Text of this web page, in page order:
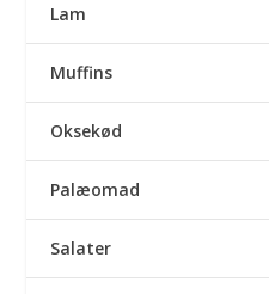
Lam
Muffins
Oksekød
Palæomad
Salater